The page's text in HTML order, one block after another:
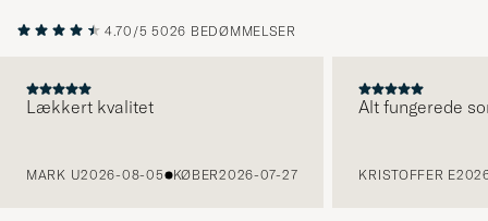
4.70/5 5026 BEDØMMELSER
Lækkert kvalitet
MARK U2026-08-05 KØBER2026-07-27
Alt fungerede
KRISTOFFER E